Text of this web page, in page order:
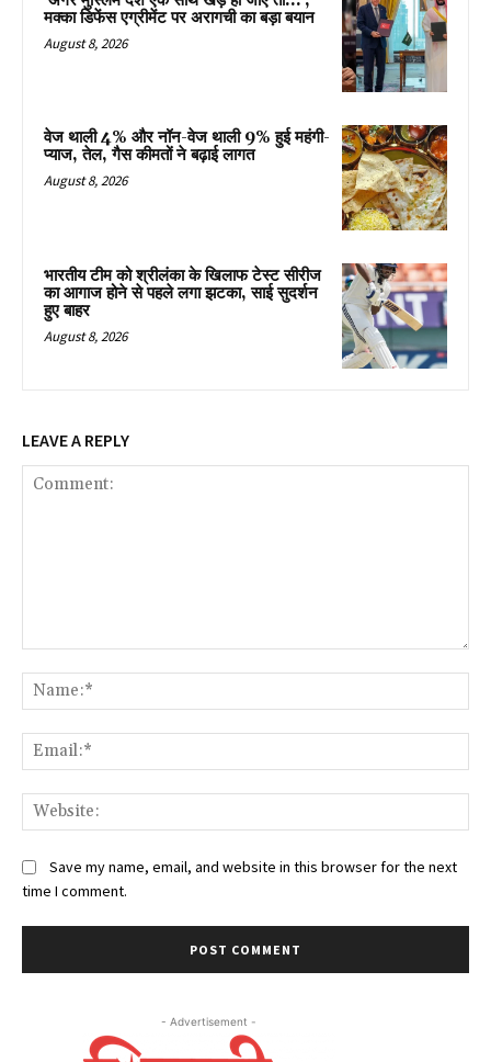
मक्का डिफेंस एग्रीमेंट पर अरागची का बड़ा बयान
August 8, 2026
वेज थाली 4% और नॉन-वेज थाली 9% हुई महंगी-
प्याज, तेल, गैस कीमतों ने बढ़ाई लागत
August 8, 2026
भारतीय टीम को श्रीलंका के खिलाफ टेस्ट सीरीज
का आगाज होने से पहले लगा झटका, साई सुदर्शन
हुए बाहर
August 8, 2026
LEAVE A REPLY
Save my name, email, and website in this browser for the next
time I comment.
- Advertisement -